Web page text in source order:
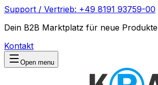
Support / Vertrieb: +49 8191 93759-00
Dein B2B Marktplatz für neue Produkte
Kontakt
Open menu